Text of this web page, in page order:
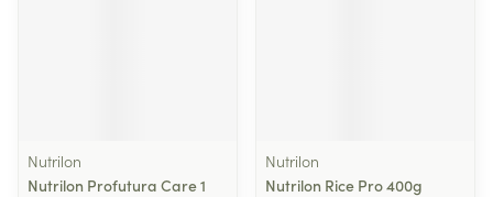
Nutrilon
Nutrilon Profutura Care 1
Nutrilon
Nutrilon Rice Pro 400g